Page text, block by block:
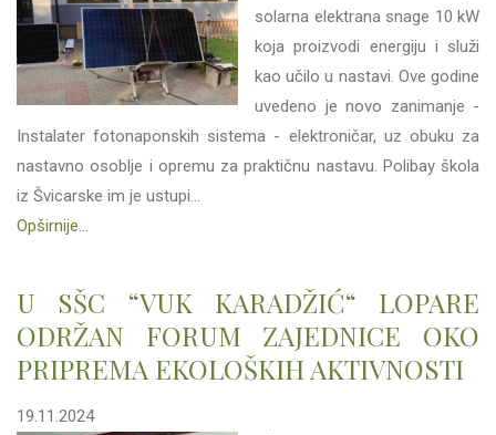
solarna elektrana snage 10 kW
koja proizvodi energiju i služi
kao učilo u nastavi. Ove godine
uvedeno je novo zanimanje -
Instalater fotonaponskih sistema - elektroničar, uz obuku za
nastavno osoblje i opremu za praktičnu nastavu. Polibay škola
iz Švicarske im je ustupi...
Opširnije...
U SŠC “VUK KARADŽIĆ“ LOPARE
ODRŽAN FORUM ZAJEDNICE OKO
PRIPREMA EKOLOŠKIH AKTIVNOSTI
19.11.2024